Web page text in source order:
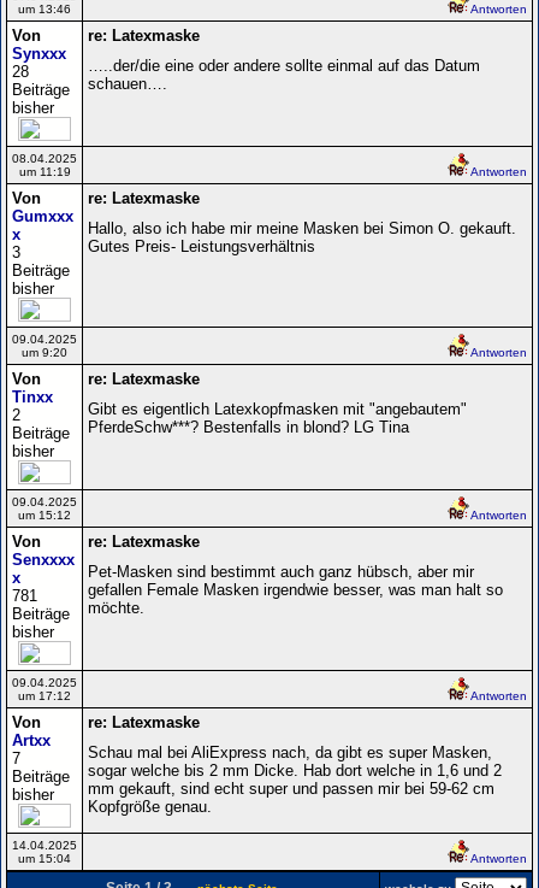
um 13:46
Antworten
Von
Synxxx
28
Beiträge
bisher
re: Latexmaske
…..der/die eine oder andere sollte einmal auf das Datum
schauen….
08.04.2025
um 11:19
Antworten
Von
Gumxxx
x
3
Beiträge
bisher
re: Latexmaske
Hallo, also ich habe mir meine Masken bei Simon O. gekauft.
Gutes Preis- Leistungsverhältnis
09.04.2025
um 9:20
Antworten
Von
Tinxx
2
Beiträge
bisher
re: Latexmaske
Gibt es eigentlich Latexkopfmasken mit "angebautem"
PferdeSchw***? Bestenfalls in blond? LG Tina
09.04.2025
um 15:12
Antworten
Von
Senxxxx
x
781
Beiträge
bisher
re: Latexmaske
Pet-Masken sind bestimmt auch ganz hübsch, aber mir
gefallen Female Masken irgendwie besser, was man halt so
möchte.
09.04.2025
um 17:12
Antworten
Von
Artxx
7
Beiträge
bisher
re: Latexmaske
Schau mal bei AliExpress nach, da gibt es super Masken,
sogar welche bis 2 mm Dicke. Hab dort welche in 1,6 und 2
mm gekauft, sind echt super und passen mir bei 59-62 cm
Kopfgröße genau.
14.04.2025
um 15:04
Antworten